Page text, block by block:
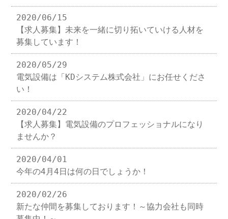
2020/06/15
【求人募集】未来を一緒に切り拓いていける人材を
募集しています！
2020/05/29
電気設備は「KDシステム株式会社」にお任せくださ
い！
2020/04/22
【求人募集】電気設備のプロフェッショナルになり
ませんか？
2020/04/01
今年の4月4日は何の日でしょうか！
2020/02/26
新たな仲間を募集しております！～協力会社も同時